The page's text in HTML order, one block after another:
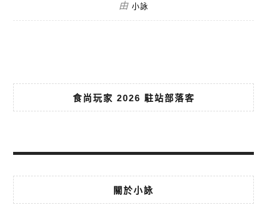
由 小詠
食尚玩家 2026 駐站部落客
關於小詠